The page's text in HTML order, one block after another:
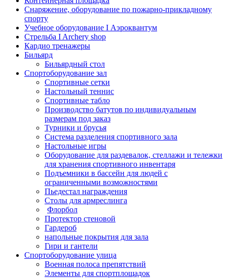
Снаряжение, оборудование по пожарно-прикладному
спорту
Учебное оборудование I Аэроквантум
Стрельба I Archery shop
Кардио тренажеры
Бильярд
Бильярдный стол
Спортоборудование зал
Спортивные сетки
Настольный теннис
Спортивные табло
Производство батутов по индивидуальным
размерам под заказ
Турники и брусья
Система разделения спортивного зала
Настольные игры
Оборудование для раздевалок, стеллажи и тележки
для хранения спортивного инвентаря
Подъемники в бассейн для людей с
ограниченными возможностями
Пьедестал награждения
Столы для армреслинга
Флорбол
Протектор стеновой
Гардероб
напольные покрытия для зала
Гири и гантели
Спортоборудование улица
Военная полоса препятствий
Элементы для спортплощадок